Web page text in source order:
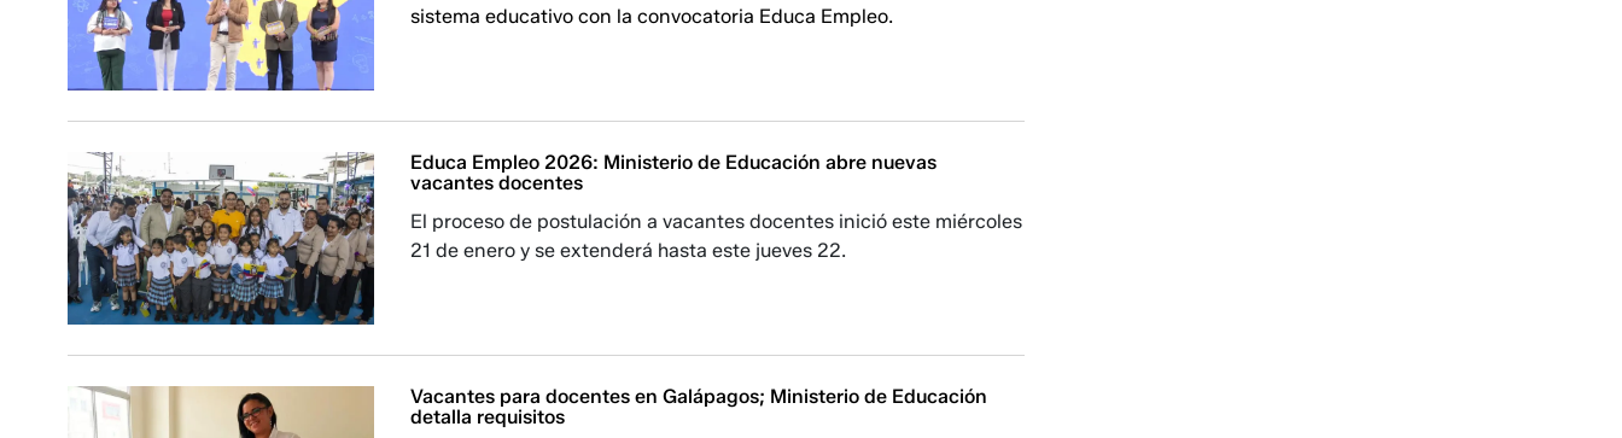
sistema educativo con la convocatoria Educa Empleo.
Educa Empleo 2026: Ministerio de Educación abre nuevas
vacantes docentes
El proceso de postulación a vacantes docentes inició este miércoles
21 de enero y se extenderá hasta este jueves 22.
Vacantes para docentes en Galápagos; Ministerio de Educación
detalla requisitos